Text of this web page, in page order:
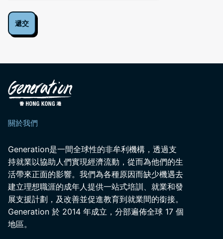
關於我們
Generation是一間全球性的非牟利機構，透過支
持就業以協助人們實現經濟流動，從而為他們的生
活帶來正面的影響。我們為各種原因而缺少機遇去
建立理想職涯的成年人提供一站式培訓、就業和發
展支援計劃，及改善並促進教育到就業間的銜接。
Generation 於 2014 年成立，分部遍佈全球 17 個
地區。